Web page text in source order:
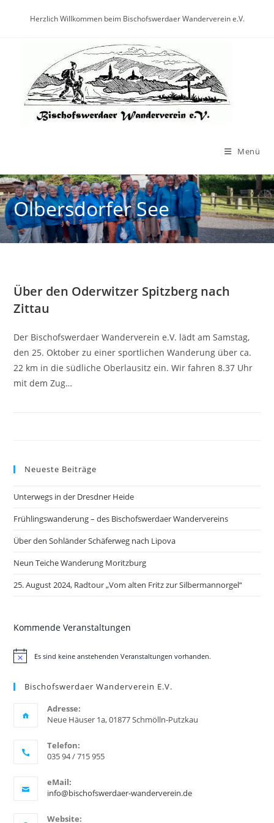
Herzlich Willkommen beim Bischofswerdaer Wanderverein e.V.
Menü
Olbersdorfer See
Über den Oderwitzer Spitzberg nach
Zittau
Der Bischofswerdaer Wanderverein e.V. lädt am Samstag,
den 25. Oktober zu einer sportlichen Wanderung über ca.
22 km in die südliche Oberlausitz ein. Wir fahren 8.37 Uhr
mit dem Zug…
Neueste Beiträge
Unterwegs in der Dresdner Heide
Frühlingswanderung – des Bischofswerdaer Wandervereins
Über den Sohländer Schäferweg nach Lipova
Neun Teiche Wanderung Moritzburg
25. August 2024, Radtour „Vom alten Fritz zur Silbermannorgel“
Kommende Veranstaltungen
H
Es sind keine anstehenden Veranstaltungen vorhanden.
Bischofswerdaer Wanderverein E.V.
Adresse:
Neue Häuser 1a, 01877 Schmölln-Putzkau
Telefon:
035 94 / 715 955
eMail:
info@bischofswerdaer-wanderverein.de
Website: